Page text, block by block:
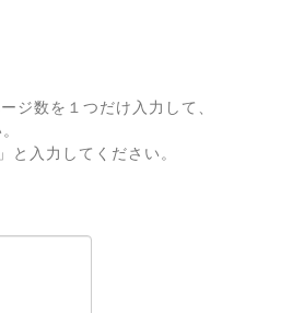
ジ数を１つだけ入力して、
入力してください。